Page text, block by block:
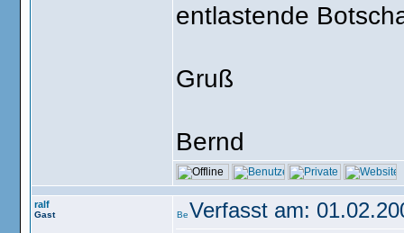
entlastende
Gruß
Bernd
ralf
Gast Verfasst am: